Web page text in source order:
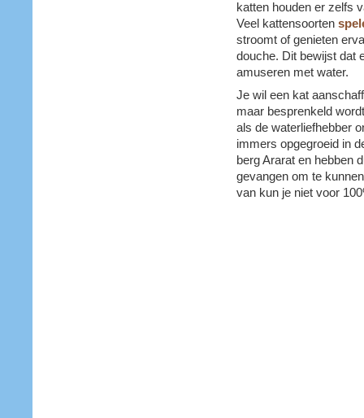
katten houden er zelfs
Veel kattensoorten
stroomt of genieten
douche. Dit bewijst dat
amuseren met water.
Je wil een kat
maar besprenkeld
als de waterliefhebber
immers opgegroeid in
berg Ararat en hebben
gevangen om te
van kun je niet voor